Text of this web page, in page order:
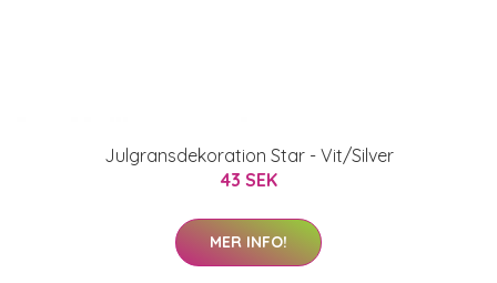
Julgransdekoration Star - Vit/Silver
43 SEK
MER INFO!